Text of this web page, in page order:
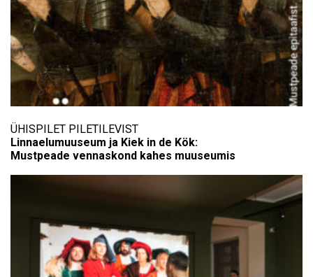
ÜHISPILET PILETILEVIST
Linnaelumuuseum ja Kiek in de Kök:
Mustpeade vennaskond kahes muuseumis